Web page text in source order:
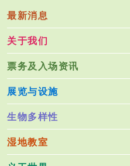
最新消息
关于我们
票务及入场资讯
展览与设施
生物多样性
湿地教室